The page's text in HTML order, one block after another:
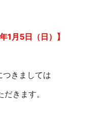
月5日（日）】
きましては
きます。